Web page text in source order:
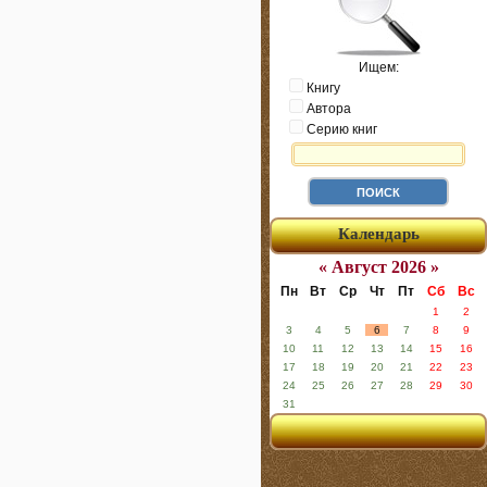
Ищем:
Книгу
Автора
Серию книг
Календарь
« Август 2026 »
Пн Вт Ср Чт Пт Сб Вс
1
2
3
4 5 6 7 8
9
10
11 12 13 14 15
16
17
18 19 20 21 22
23
24
25 26 27 28 29
30
31